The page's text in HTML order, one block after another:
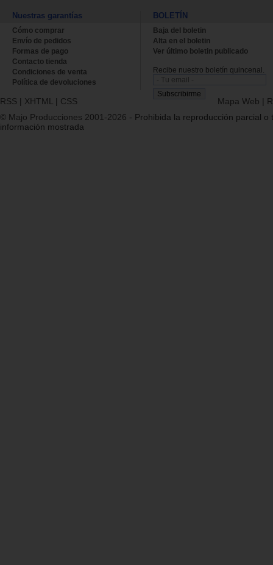
Nuestras garantías
Cómo comprar
Envío de pedidos
Formas de pago
Contacto tienda
Condiciones de venta
Política de devoluciones
BOLETÍN
Baja del boletin
Alta en el boletin
Ver último boletin publicado
Recibe nuestro boletín quincenal.
RSS | XHTML | CSS Mapa Web |
© Majo Producciones 2001-2026 - Prohibida la reproducción parcial o
información mostrada